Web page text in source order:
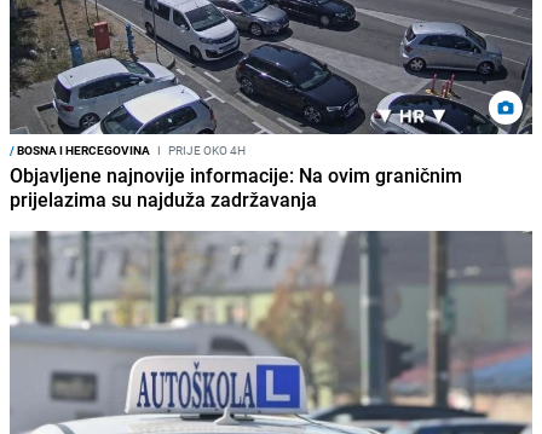
/BOSNA I HERCEGOVINA I PRIJE OKO 4H
Objavljene najnovije informacije: Na ovim graničnim
prijelazima su najduža zadržavanja